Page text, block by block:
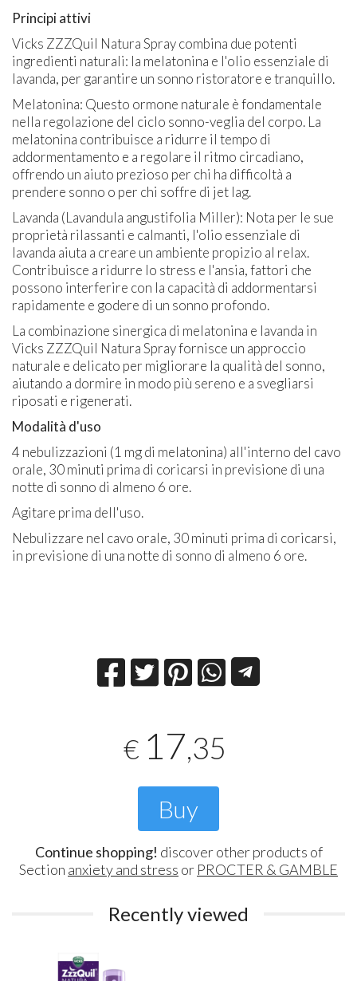
Principi attivi
Vicks ZZZQuil Natura Spray combina due potenti
ingredienti naturali: la melatonina e l'olio essenziale di
lavanda, per garantire un sonno ristoratore e tranquillo.
Melatonina: Questo ormone naturale è fondamentale
nella regolazione del ciclo sonno-veglia del corpo. La
melatonina contribuisce a ridurre il tempo di
addormentamento e a regolare il ritmo circadiano,
offrendo un aiuto prezioso per chi ha difficoltà a
prendere sonno o per chi soffre di jet lag.
Lavanda (Lavandula angustifolia Miller): Nota per le sue
proprietà rilassanti e calmanti, l'olio essenziale di
lavanda aiuta a creare un ambiente propizio al relax.
Contribuisce a ridurre lo stress e l'ansia, fattori che
possono interferire con la capacità di addormentarsi
rapidamente e godere di un sonno profondo.
La combinazione sinergica di melatonina e lavanda in
Vicks ZZZQuil Natura Spray fornisce un approccio
naturale e delicato per migliorare la qualità del sonno,
aiutando a dormire in modo più sereno e a svegliarsi
riposati e rigenerati.
Modalità d'uso
4 nebulizzazioni (1 mg di melatonina) all'interno del cavo
orale, 30 minuti prima di coricarsi in previsione di una
notte di sonno di almeno 6 ore.
Agitare prima dell'uso.
Nebulizzare nel cavo orale, 30 minuti prima di coricarsi,
in previsione di una notte di sonno di almeno 6 ore.
€ 17,35
Buy
Continue shopping! discover other products of
Section anxiety and stress or PROCTER & GAMBLE
Recently viewed